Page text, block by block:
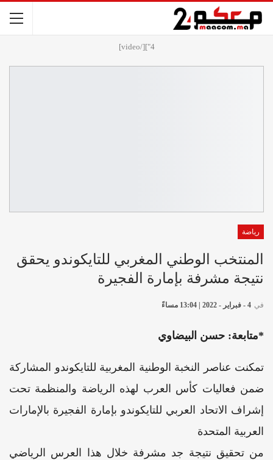
4"][/video]
رياضة
المنتخب الوطني المغربي للتايكوندو يحقق
نتيجة مشرفة بإمارة الفجيرة
في 4 - فبراير - 2022 | 13:04 مساءً
*متابعة: حسن البيضاوي
تمكنت عناصر النخبة الوطنية المغربية للتايكوندو المشاركة
ضمن فعاليات كأس العرب لهذه الرياضة والمنظمة تحت
إشراف الاتحاد العربي للتايكوندو بإمارة الفجيرة بالإمارات
العربية المتحدة
من تحقيق نتيجة جد مشرفة خلال هذا العرس الرياضي